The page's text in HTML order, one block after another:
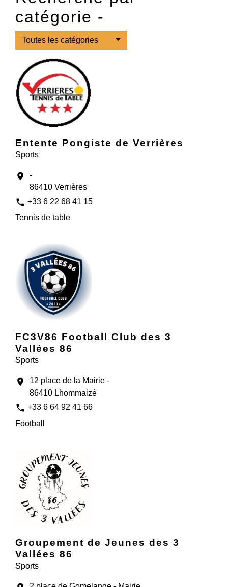
catégorie -
Toutes les catégories
Entente Pongiste de Verrières
Sports
location_on
-
86410 Verrières
phone +33 6 22 68 41 15
Tennis de table
FC3V86 Football Club des 3
Vallées 86
Sports
location_on
12 place de la Mairie -
86410 Lhommaizé
phone +33 6 64 92 41 66
Football
Groupement de Jeunes des 3
Vallées 86
Sports